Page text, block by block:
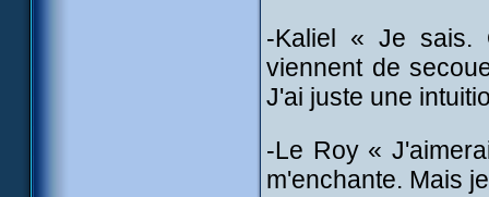
-Kaliel « Je sais.
viennent de
J'ai juste une
-Le Roy «
m'enchante. Mais